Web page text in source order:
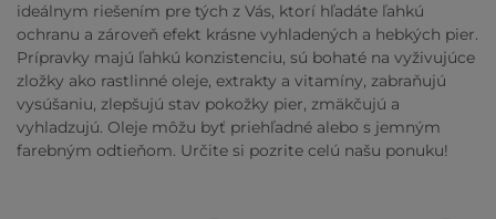
ideálnym riešením pre tých z Vás, ktorí hľadáte ľahkú
ochranu a zároveň efekt krásne vyhladených a hebkých pier.
Prípravky majú ľahkú konzistenciu, sú bohaté na vyživujúce
zložky ako rastlinné oleje, extrakty a vitamíny, zabraňujú
vysúšaniu, zlepšujú stav pokožky pier, zmäkčujú a
vyhladzujú. Oleje môžu byť priehľadné alebo s jemným
farebným odtieňom. Určite si pozrite celú našu ponuku!